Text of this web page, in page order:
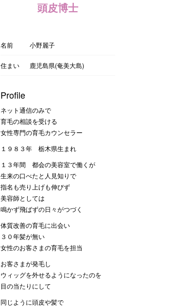
頭皮博士
名前 小野麗子
住まい 鹿児島県(奄美大島)
Profile
ネット通信のみで
育毛の相談を受ける
女性専門の育毛カウンセラー
１９８３年 栃木県生まれ
１３年間 都会の美容室で働くが
生来の口べたと人見知りで
指名も売り上げも伸びず
美容師としては
鳴かず飛ばずの日々がつづく
体質改善の育毛に出会い
３０年髪が無い
女性のお客さまの育毛を担当
お客さまが発毛し
ウィッグを外せるようになったのを
目の当たりにして
同じように頭皮や髪で